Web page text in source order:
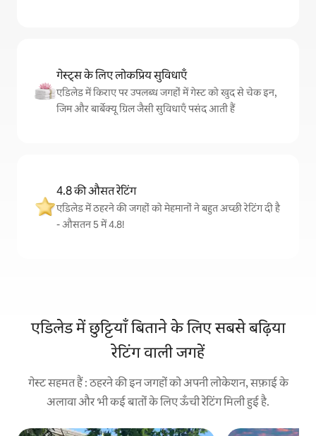
गेस्ट्स के लिए लोकप्रिय सुविधाएँ
एडिलेड में किराए पर उपलब्ध जगहों में गेस्ट को खुद से चेक इन,
जिम और बार्बेक्यू ग्रिल जैसी सुविधाएँ पसंद आती हैं
4.8 की औसत रेटिंग
एडिलेड में ठहरने की जगहों को मेहमानों ने बहुत अच्छी रेटिंग दी है
- औसतन 5 में 4.8!
एडिलेड में छुट्टियाँ बिताने के लिए सबसे बढ़िया
रेटिंग वाली जगहें
गेस्ट सहमत हैं : ठहरने की इन जगहों को अपनी लोकेशन, सफ़ाई के
अलावा और भी कई बातों के लिए ऊँची रेटिंग मिली हुई है.